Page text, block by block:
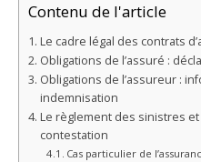
Contenu de l'article
Le cadre légal des contrats
Obligations de l’assuré :
Obligations de l’assureur :
indemnisation
Le règlement des sinistres
contestation
Cas particulier de